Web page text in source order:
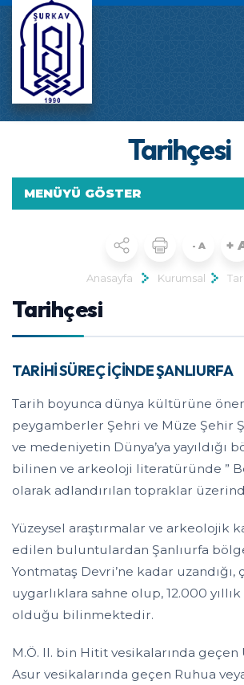
Tarihçesi
MENÜYÜ GÖSTER
- A +
Anasayfa Kurumsal
Tarihçesi
TARİHİ SÜREÇ İÇİNDE ŞANLIURFA
Tarih boyunca dünya kültürüne
peygamberler Şehri ve Müze Şehir
ve medeniyetin Dünya’ya yayıldığı
bilinen ve arkeoloji literatüründe ”
olarak adlandırılan topraklar
Yüzeysel araştırmalar ve arkeolojik
edilen buluntulardan Şanlıurfa
Yontmataş Devri’ne kadar uzandığı,
uygarlıklara sahne olup, 12.000
olduğu bilinmektedir.
M.Ö. II. bin Hitit vesikalarında geçen
Asur vesikalarında geçen Ruhua